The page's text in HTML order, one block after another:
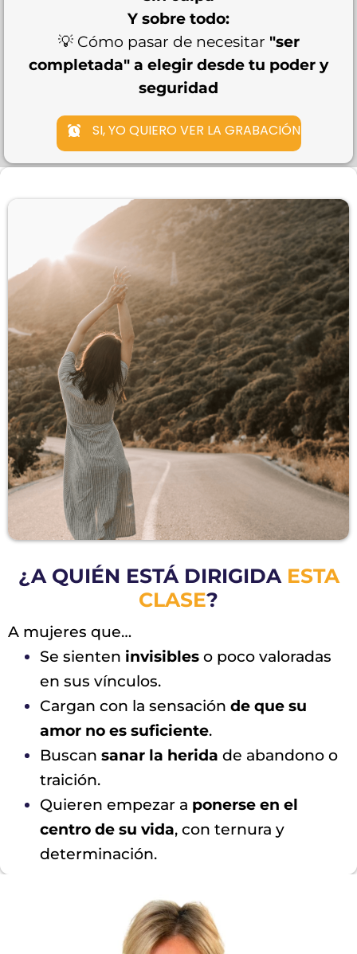
Y sobre todo:
💡 Cómo pasar de necesitar "ser
completada" a elegir desde tu poder y
seguridad
SI, YO QUIERO VER LA GRABACIÓN
¿A QUIÉN ESTÁ DIRIGIDA ESTA
CLASE?
A mujeres que…
Se sienten invisibles o poco valoradas
en sus vínculos.
Cargan con la sensación de que su
amor no es suficiente.
Buscan sanar la herida de abandono o
traición.
Quieren empezar a ponerse en el
centro de su vida, con ternura y
determinación.